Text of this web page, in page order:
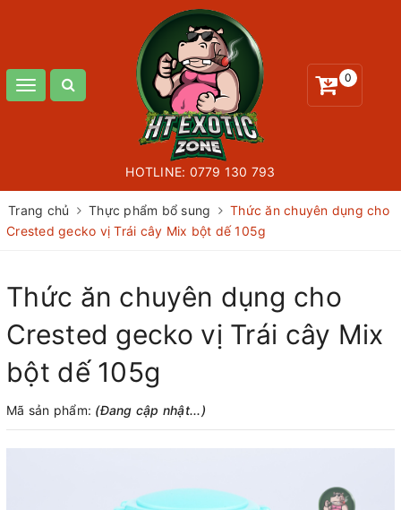
Toggle
0
HOTLINE: 0779 130 793
Trang chủ Thực phẩm bổ sung
Thức ăn chuyên dụng cho
Crested gecko vị Trái cây Mix bột dế 105g
Thức ăn chuyên dụng cho
Crested gecko vị Trái cây Mix
bột dế 105g
Mã sản phẩm: (Đang cập nhật...)